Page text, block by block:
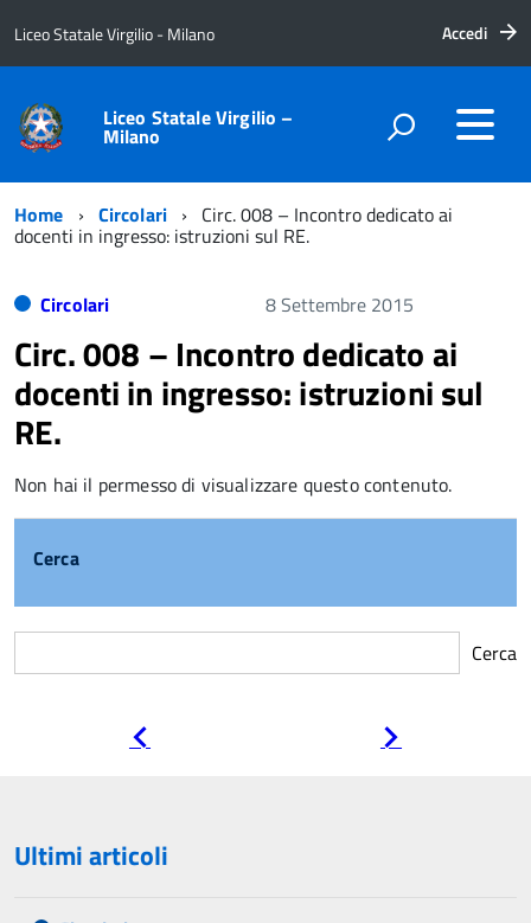
Liceo Statale Virgilio - Milano Accedi
Liceo Statale Virgilio –
Milano
Home Circolari Circ. 008 – Incontro dedicato ai
docenti in ingresso: istruzioni sul RE.
Circolari 8 Settembre 2015
Circ. 008 – Incontro dedicato ai
docenti in ingresso: istruzioni sul
RE.
Non hai il permesso di visualizzare questo contenuto.
Cerca
Cerca
Ultimi articoli